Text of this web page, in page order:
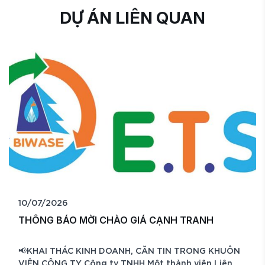
DỰ ÁN LIÊN QUAN
CẠNH TRANH
CĂN TIN TRONG KHUÔN
THƯ MỜI CHÀO GIÁ
Công ty TNHH MTV Liên
– Môi trường BIWASE trân